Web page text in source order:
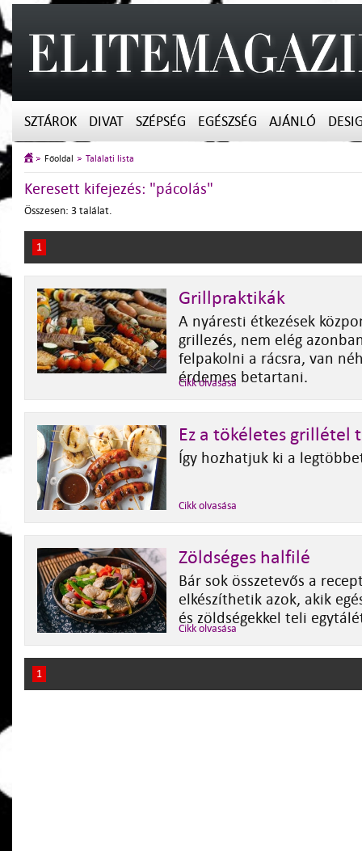
SZTÁROK DIVAT SZÉPSÉG EGÉSZSÉG AJÁNLÓ
Főoldal Találati lista
Keresett kifejezés: "pácolás"
Összesen: 3 találat.
1
Grillpraktikák
A nyáresti étkezések
grillezés, nem elég
felpakolni a rácsra, van
érdemes betartani.
Cikk olvasása
Ez a tökéletes grillétel
Így hozhatjuk ki a
Cikk olvasása
Zöldséges halfilé
Bár sok összetevős a
elkészíthetik azok, akik
és zöldségekkel teli
Cikk olvasása
1